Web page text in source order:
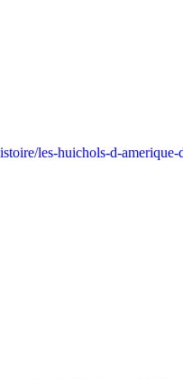
les-huichols-d-amerique-